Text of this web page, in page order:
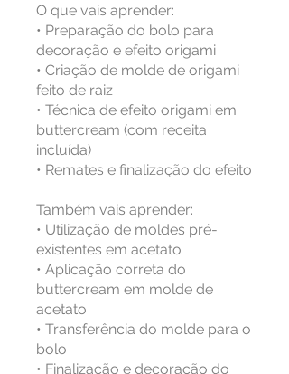
O que vais aprender:
• Preparação do bolo para
decoração e efeito origami
• Criação de molde de origami
feito de raiz
• Técnica de efeito origami em
buttercream (com receita
incluída)
• Remates e finalização do efeito
Também vais aprender:
• Utilização de moldes pré-
existentes em acetato
• Aplicação correta do
buttercream em molde de
acetato
• Transferência do molde para o
bolo
• Finalização e decoração do